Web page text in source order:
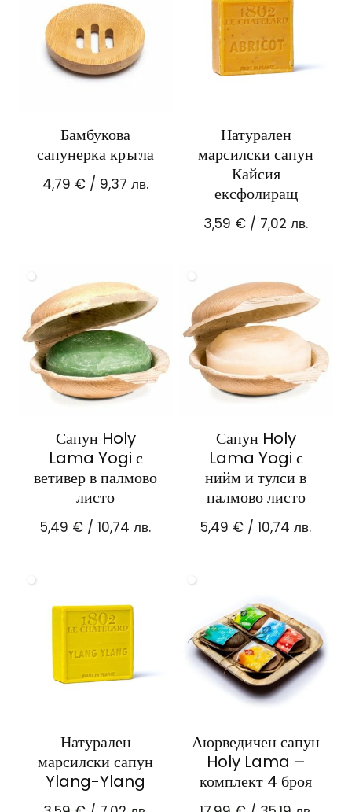
Бамбукова
сапунерка кръгла
4,79 € / 9,37 лв.
Натурален
марсилски сапун
Кайсия
ексфолиращ
3,59 € / 7,02 лв.
Сапун Holy
Lama Yogi с
ветивер в палмово
листо
5,49 € / 10,74 лв.
Сапун Holy
Lama Yogi с
нийм и тулси в
палмово листо
5,49 € / 10,74 лв.
Натурален
марсилски сапун
Ylang-Ylang
Аюрведичен сапун
Holy Lama –
комплект 4 броя